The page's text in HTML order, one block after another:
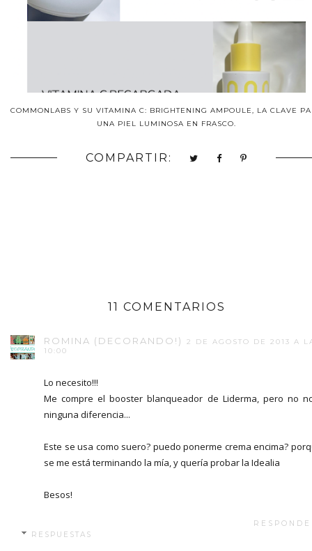
COMMONLABS Y SU VITAMINA C: BRIGHTENING AMPOULE, LA CLAVE
UNA PIEL LUMINOSA EN FRASCO.
COMPARTIR:
11 COMENTARIOS
ROMINA (DECORANDO!)
2 DE AGOSTO DE 2013 A
10:00
Lo necesito!!!
Me compre el booster blanqueador de Liderma, pero no
ninguna diferencia...
Este se usa como suero? puedo ponerme crema encima?
se me está terminando la mía, y quería probar la Idealia
Besos!
RESPUESTAS